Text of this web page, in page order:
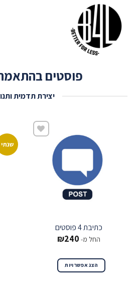
content
פוסטים
יצירת תדמית
כתיבת 4 פוסטים
החל מ- ₪240
הצג אפשרויות
שנתי